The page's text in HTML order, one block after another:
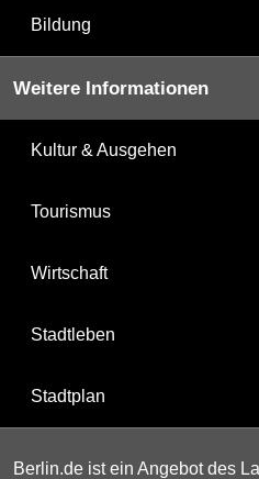
Bildung
Weitere Informationen
Kultur & Ausgehen
Tourismus
Wirtschaft
Stadtleben
Stadtplan
Berlin.de ist ein Angebot des